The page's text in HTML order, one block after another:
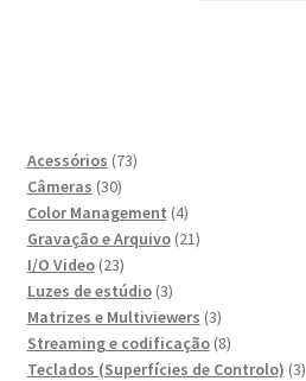
Acessórios 7373
Câmeras 3030
produtos
Color Management 44
produtos
Gravação e Arquivo 2121
I/O Video 2323
produtos
Luzes de estúdio 33
produtos
Matrizes e Multiviewers 33
produtos
Streaming e codificação 88
produtos
Teclados (Superfícies de Controlo) 33